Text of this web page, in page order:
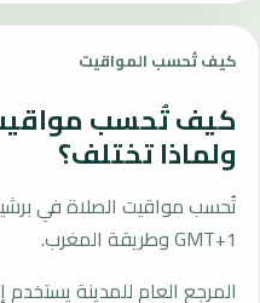
كيف تُحسب المواقيت
كيف تُحسب
ولماذا تختلف؟
تُحسب مواقيت الصلاة في
GMT+1 وطريقة المغرب.